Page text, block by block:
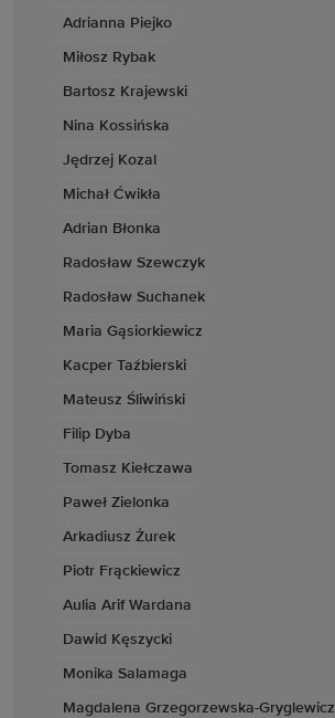
Adrianna Piejko
Miłosz Rybak
Bartosz Krajewski
Nina Kossińska
Jędrzej Kozal
Michał Ćwikła
Adrian Błonka
Radosław Szewczyk
Radosław Suchanek
Maria Gąsiorkiewicz
Kacper Taźbierski
Mateusz Śliwiński
Filip Dyba
Tomasz Kiełczawa
Paweł Zielonka
Arkadiusz Żurek
Piotr Frąckiewicz
Aulia Arif Wardana
Dawid Kęszycki
Monika Salamaga
Magdalena Grzegorzewska-Gryglewicz